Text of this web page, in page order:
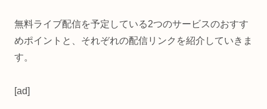
無料ライブ配信を予定している2つのサービスのおすす
めポイントと、それぞれの配信リンクを紹介していきま
す。
[ad]